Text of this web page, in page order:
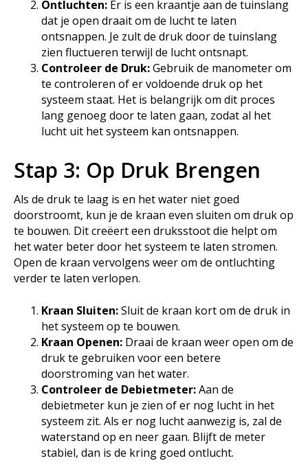
Ontluchten: Er is een kraantje aan de tuinslang
dat je open draait om de lucht te laten
ontsnappen. Je zult de druk door de tuinslang
zien fluctueren terwijl de lucht ontsnapt.
Controleer de Druk:Gebruik de manometer om
te controleren of er voldoende druk op het
systeem staat. Het is belangrijk om dit proces
lang genoeg door te laten gaan, zodat al het
lucht uit het systeem kan ontsnappen.
Stap 3: Op Druk Brengen
Als de druk te laag is en het water niet goed
doorstroomt, kun je de kraan even sluiten om druk op
te bouwen. Dit creëert een druksstoot die helpt om
het water beter door het systeem te laten stromen.
Open de kraan vervolgens weer om de ontluchting
verder te laten verlopen.
Kraan Sluiten:Sluit de kraan kort om de druk in
het systeem op te bouwen.
Kraan Openen: Draai de kraan weer open om de
druk te gebruiken voor een betere
doorstroming van het water.
Controleer de Debietmeter:Aan de
debietmeter kun je zien of er nog lucht in het
systeem zit. Als er nog lucht aanwezig is, zal de
waterstand op en neer gaan. Blijft de meter
stabiel, dan is de kring goed ontlucht.